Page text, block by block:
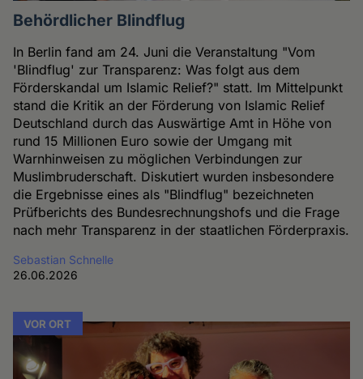
Behördlicher Blindflug
In Berlin fand am 24. Juni die Veranstaltung "Vom
'Blindflug' zur Transparenz: Was folgt aus dem
Förderskandal um Islamic Relief?" statt. Im Mittelpunkt
stand die Kritik an der Förderung von Islamic Relief
Deutschland durch das Auswärtige Amt in Höhe von
rund 15 Millionen Euro sowie der Umgang mit
Warnhinweisen zu möglichen Verbindungen zur
Muslimbruderschaft. Diskutiert wurden insbesondere
die Ergebnisse eines als "Blindflug" bezeichneten
Prüfberichts des Bundesrechnungshofs und die Frage
nach mehr Transparenz in der staatlichen Förderpraxis.
Sebastian Schnelle
26.06.2026
VOR ORT